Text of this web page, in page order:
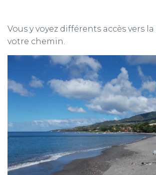
Vous y voyez différents accès vers
votre chemin.